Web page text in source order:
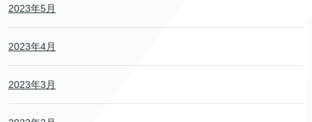
2023年5月
2023年4月
2023年3月